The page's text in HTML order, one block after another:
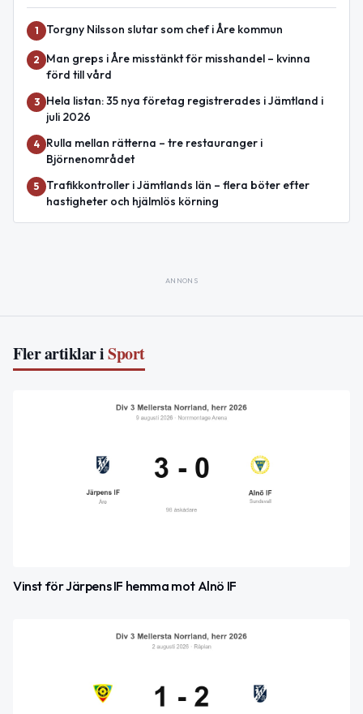
1 Torgny Nilsson slutar som chef i Åre kommun
2
Man greps i Åre misstänkt för misshandel – kvinna
förd till vård
3
Hela listan: 35 nya företag registrerades i Jämtland i
juli 2026
4
Rulla mellan rätterna – tre restauranger i
Björnenområdet
5
Trafikkontroller i Jämtlands län – flera böter efter
hastigheter och hjälmlös körning
ANNONS
Fler artiklar iSport
Vinst för Järpens IF hemma mot Alnö IF